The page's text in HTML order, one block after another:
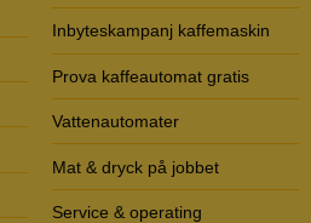
Inbyteskampanj kaffemaskin
Prova kaffeautomat gratis
Vattenautomater
Mat & dryck på jobbet
Service & operating